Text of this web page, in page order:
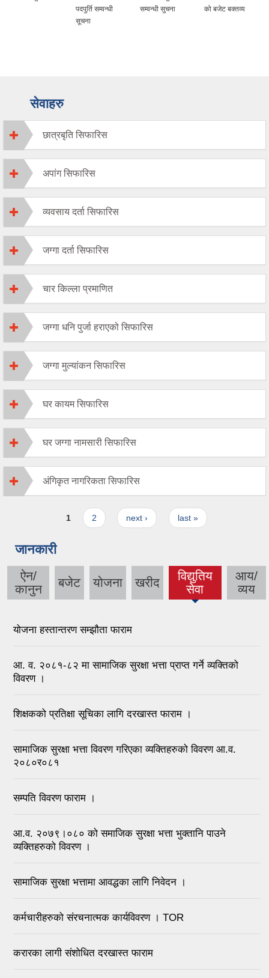
पदपुर्ति सम्वन्धी
सूचना
सम्वन्धी सुचना
को बजेट बक्तव्य
सेवाहरु
छात्रबृति सिफारिस
अपांग सिफारिस
व्यवसाय दर्ता सिफारिस
जग्गा दर्ता सिफारिस
चार किल्ला प्रमाणित
जग्गा धनि पुर्जा हराएको सिफारिस
जग्गा मुल्यांकन सिफारिस
घर कायम सिफारिस
घर जग्गा नामसारी सिफारिस
अंगिकृत नागरिकता सिफारिस
1 2 next › last »
जानकारी
ऐन/
कानुन
बजेट योजना खरीद
विद्युतिय
सेवा
(active
tab)
आय/
व्यय
योजना हस्तान्तरण सम्झौता फाराम
आ. व. २०८१-८२ मा सामाजिक सुरक्षा भत्ता प्राप्त गर्ने व्यक्तिको
विवरण ।
शिक्षकको प्रतिक्षा सूचिका लागि दरखास्त फाराम ।
सामाजिक सुरक्षा भत्ता विवरण गरिएका व्यक्तिहरुको विवरण आ.व.
२०८०र०८१
सम्पति विवरण फाराम ।
आ.व. २०७९।०८० को समाजिक सुरक्षा भत्ता भुक्तानि पाउने
व्यक्तिहरुको विवरण ।
सामाजिक सुरक्षा भत्तामा आवद्धका लागि निवेदन ।
कर्मचारीहरुको संरचनात्मक कार्यविवरण । TOR
करारका लागी संशोधित दरखास्त फाराम